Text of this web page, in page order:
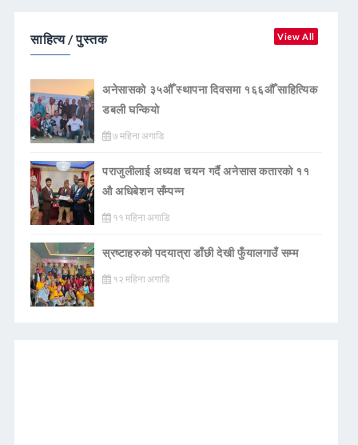
साहित्य / पुस्तक View All
अनेसासको ३५औँ स्थापना दिवसमा १६६औँ साहित्यिक
डबली घन्कियाे
७ महिना अगाडि
पराजुलीलाई अध्यक्ष चयन गर्दै अनेसास कतारको ११
औ अधिबेशन सँम्पन्न
११ महिना अगाडि
स्रष्टाहरुको पदयात्रा डाँछी देखी फुँयालगाउँ सम्म
१२ महिना अगाडि